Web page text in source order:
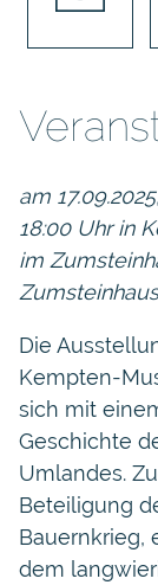
am
18:00 Uhr in
im
Zumsteinhaus
Die
Kempten-
sich mit
Geschichte
Umlandes.
Beteiligung
Bauernkrieg,
dem